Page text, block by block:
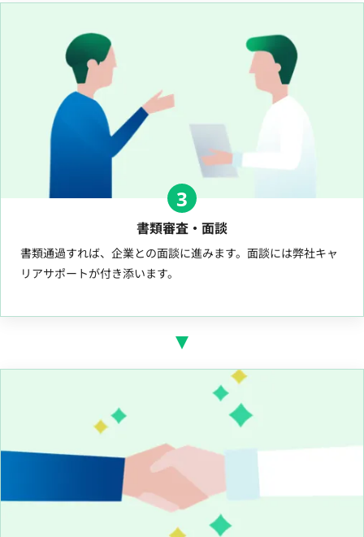
3
書類審査・面談
書類通過すれば、企業との面談に進みます。面談には弊社キャ
リアサポートが付き添います。